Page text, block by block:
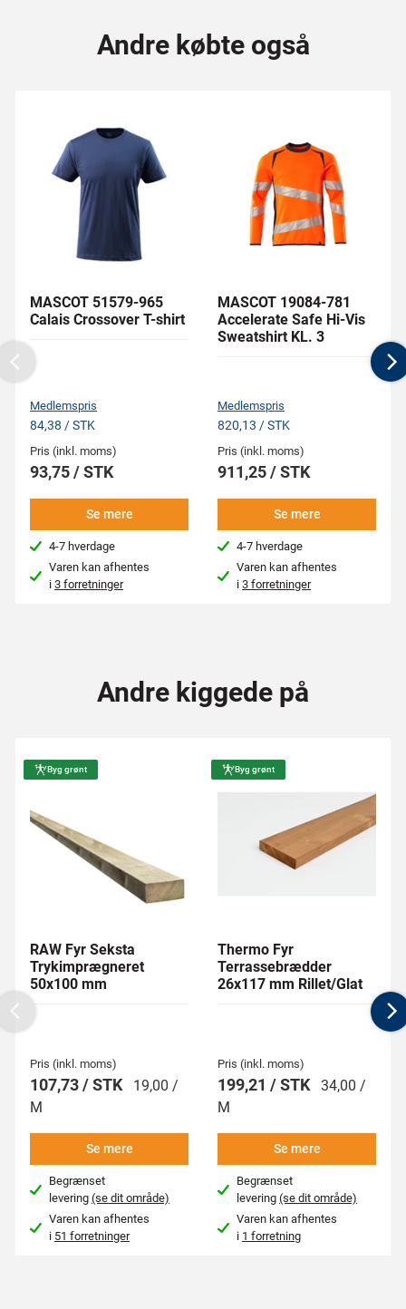
Andre købte også
MASCOT 51579-965
Calais Crossover T-shirt
Medlemspris
84,38 / STK
Pris (inkl. moms)
93,75 / STK
Se mere
4-7 hverdage
Varen kan afhentes
i3 forretninger
MASCOT 19084-781
Accelerate Safe Hi-Vis
Sweatshirt KL. 3
Medlemspris
820,13 / STK
Pris (inkl. moms)
911,25 / STK
Se mere
4-7 hverdage
Varen kan afhentes
i3 forretninger
Previous
Andre kiggede på
Byg grønt
RAW Fyr Seksta
Trykimprægneret
50x100 mm
Pris (inkl. moms)
107,73 / STK
19,00 /
M
Se mere
Begrænset
levering(se dit område)
Varen kan afhentes
i 51 forretninger
Byg grønt
Thermo Fyr
Terrassebrædder
26x117 mm Rillet/Glat
Pris (inkl. moms)
199,21 / STK 34,00 /
M
Se mere
Begrænset
levering(se dit område)
Varen kan afhentes
i 1 forretning
Previous